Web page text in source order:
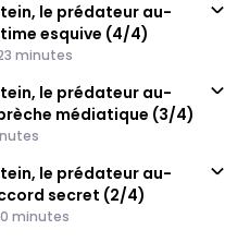
le prédateur au-
esquive (4/4)
minutes
le prédateur au-
médiatique (3/4)
le prédateur au-
secret (2/4)
minutes